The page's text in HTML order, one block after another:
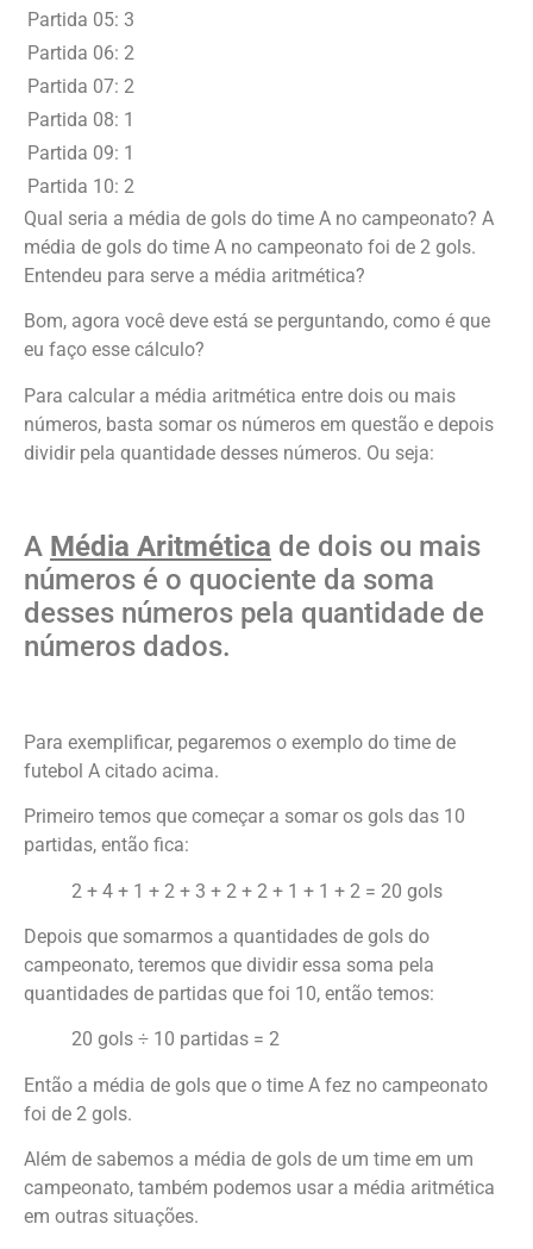
Partida 05: 3
Partida 06: 2
Partida 07: 2
Partida 08: 1
Partida 09: 1
Partida 10: 2
Qual seria a média de gols do time A no campeonato? A
média de gols do time A no campeonato foi de 2 gols.
Entendeu para serve a média aritmética?
Bom, agora você deve está se perguntando, como é que
eu faço esse cálculo?
Para calcular a média aritmética entre dois ou mais
números, basta somar os números em questão e depois
dividir pela quantidade desses números. Ou seja:
A Média Aritmética de dois ou mais
números é o quociente da soma
desses números pela quantidade de
números dados.
Para exemplificar, pegaremos o exemplo do time de
futebol A citado acima.
Primeiro temos que começar a somar os gols das 10
partidas, então fica:
2 + 4 + 1 + 2 + 3 + 2 + 2 + 1 + 1 + 2 = 20 gols
Depois que somarmos a quantidades de gols do
campeonato, teremos que dividir essa soma pela
quantidades de partidas que foi 10, então temos:
20 gols ÷ 10 partidas = 2
Então a média de gols que o time A fez no campeonato
foi de 2 gols.
Além de sabemos a média de gols de um time em um
campeonato, também podemos usar a média aritmética
em outras situações.